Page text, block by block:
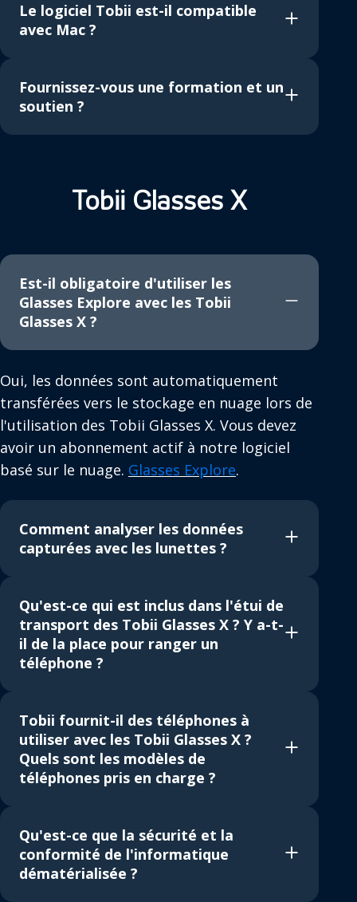
Le logiciel Tobii est-il compatible
avec Mac ?
Fournissez-vous une formation et un
soutien ?
Tobii Glasses X
Est-il obligatoire d'utiliser les
Glasses Explore avec les Tobii
Glasses X ?
Oui, les données sont automatiquement
transférées vers le stockage en nuage lors de
l'utilisation des Tobii Glasses X. Vous devez
avoir un abonnement actif à notre logiciel
basé sur le nuage. Glasses Explore.
Comment analyser les données
capturées avec les lunettes ?
Qu'est-ce qui est inclus dans l'étui de
transport des Tobii Glasses X ? Y a-t-
il de la place pour ranger un
téléphone ?
Tobii fournit-il des téléphones à
utiliser avec les Tobii Glasses X ?
Quels sont les modèles de
téléphones pris en charge ?
Qu'est-ce que la sécurité et la
conformité de l'informatique
dématérialisée ?